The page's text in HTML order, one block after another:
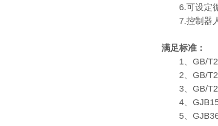
6.可设定循
7.控制器人
满足标准：
1、GB/
2、GB/
3、GB/
4、
5、